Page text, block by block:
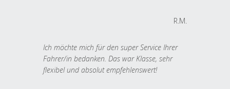
R.M.
Ich möchte mich für den super Service Ihrer
Fahrer/in bedanken. Das war Klasse, sehr
flexibel und absolut empfehlenswert!